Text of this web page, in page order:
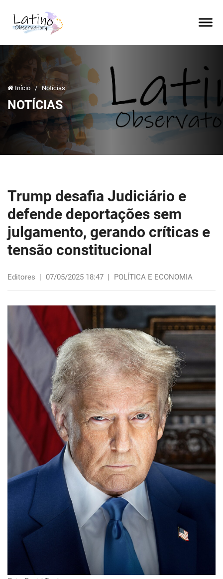
Início / Notícias
NOTÍCIAS
Trump desafia Judiciário e
defende deportações sem
julgamento, gerando críticas e
tensão constitucional
Editores | 07/05/2025 18:47 | POLÍTICA E ECONOMIA